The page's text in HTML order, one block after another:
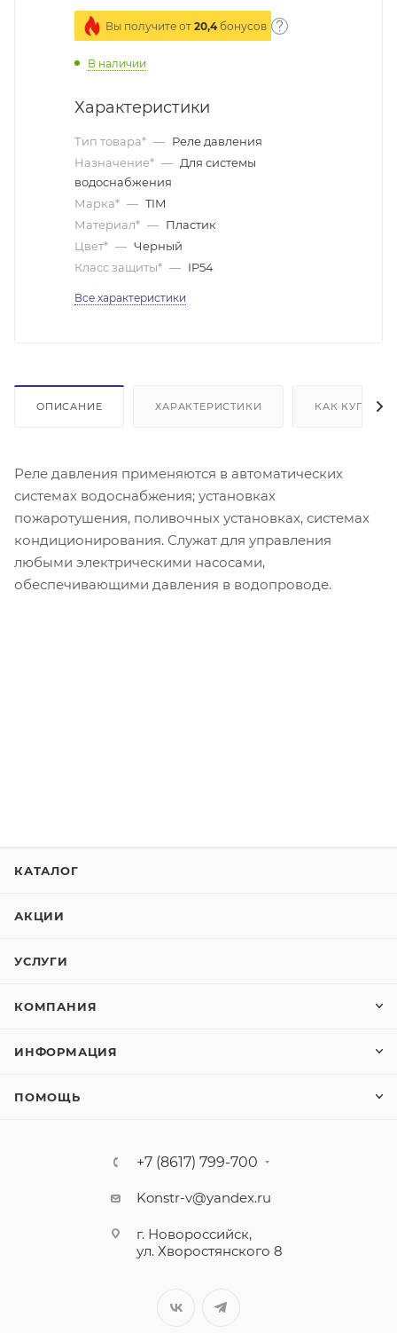
Вы получите от 20,4бонусов
В наличии
Характеристики
Тип товара* — Реле давления
Назначение* — Для системы
водоснабжения
Марка* — TIM
Материал* — Пластик
Цвет* — Черный
Класс защиты* — IP54
Все характеристики
ОПИСАНИЕ ХАРАКТЕРИСТИКИ КАК КУПИТЬ
Реле давления применяются в автоматических
системах водоснабжения; установках
пожаротушения, поливочных установках, системах
кондиционирования. Служат для управления
любыми электрическими насосами,
обеспечивающими давления в водопроводе.
КАТАЛОГ
АКЦИИ
УСЛУГИ
КОМПАНИЯ
ИНФОРМАЦИЯ
ПОМОЩЬ
+7 (8617) 799-700
Konstr-v@yandex.ru
г. Новороссийск,
ул. Хворостянского 8